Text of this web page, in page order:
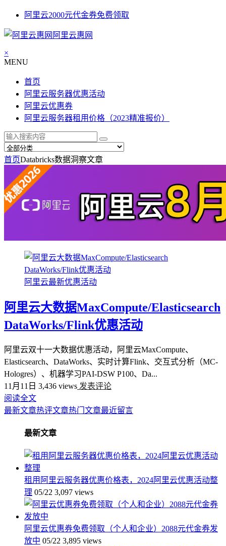
阿里云2000元代金券免费领取
阿里云惠网
×
MENU
首页
阿里云服务器优惠活动
阿里云优惠券
阿里云服务器租用价格（2023精准报价）
首页Databricks数据洞察文章
阿里云最新优惠活动
阿里云大数据MaxCompute/Elasticsearch
DataWorks/Flink优惠活动
阿里云双十一大数据优惠活动，阿里云MaxCompute、
Elasticsearch、DataWorks、实时计算Flink、交互式分析（MC-
Hologres）、机器学习PAI-DSW P100、Da...
11月11日 3,436 views 发表评论
阅读全文
最新文章热评文章热门文章最近留言
最新文章
租用阿里云服务器优惠价格表，2024阿里云优惠活动整
理 05/22 3,097 views
阿里云优惠券免费领取（个人和企业）2088元代金券发
放中 05/22 3,895 views